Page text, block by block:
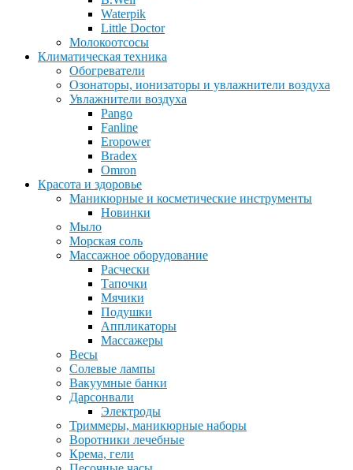
Waterpik
Little Doctor
Молокоотсосы
Климатическая техника
Обогреватели
Озонаторы, ионизаторы и увлажнители воздуха
Увлажнители воздуха
Pango
Fanline
Eropower
Bradex
Omron
Красота и здоровье
Маникюрные и косметические инструменты
Новинки
Мыло
Морская соль
Массажное оборудование
Расчески
Тапочки
Мячики
Подушки
Аппликаторы
Массажеры
Весы
Солевые лампы
Вакуумные банки
Дарсонвали
Электроды
Триммеры, маникюрные наборы
Воротники лечебные
Крема, гели